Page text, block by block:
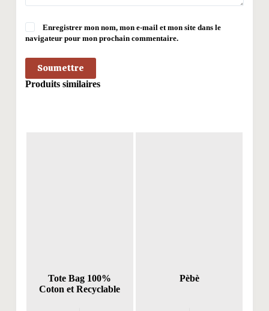
Enregistrer mon nom, mon e-mail et mon site dans le
navigateur pour mon prochain commentaire.
Soumettre
Produits similaires
Tote Bag 100%
Coton et Recyclable
Pèbè